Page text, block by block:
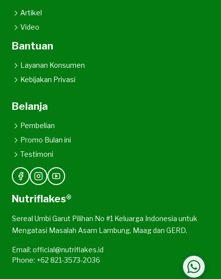
Artikel
Video
Bantuan
Layanan Konsumen
Kebijakan Privasi
Belanja
Pembelian
Promo Bulan ini
Testimoni
Nutriflakes®
Sereal Umbi Garut Pilihan No #1 Keluarga Indonesia untuk
Mengatasi Masalah Asam Lambung, Maag dan GERD.
Email: official@nutriflakes.id
Phone: +62 821-3573-2036